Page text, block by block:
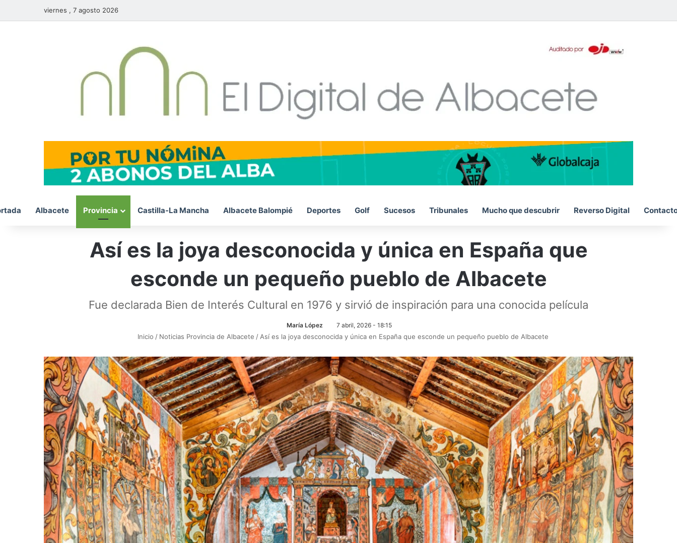
viernes , 7 agosto 2026
Albacete Provincia Castilla-La Mancha Albacete Balompié Deportes Golf Sucesos Tribunales Mucho que descubrir Reverso Digital
Así es la joya desconocida y única en España que
esconde un pequeño pueblo de Albacete
Fue declarada Bien de Interés Cultural en 1976 y sirvió de inspiración para una conocida película
María López 7 abril, 2026 - 18:15
Inicio / Noticias Provincia de Albacete / Así es la joya desconocida y única en España que esconde un pequeño pueblo de Albacete